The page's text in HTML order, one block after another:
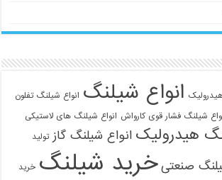
انواع شیلنگ انواع شیلنگ تفلون
شیلنگ فشار قوی کارواش انواع شیلنگ های لاستیکی
هیدرولیک انواع شیلنگ گاز تولید
صنعتی خرید شیلنگ خرید